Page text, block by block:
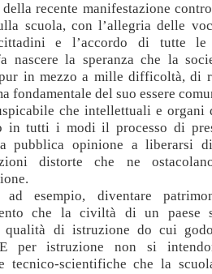
recente manifestazione
scuola, con l’allegria delle
e l’accordo di tutte le
nascere la speranza che la
in mezzo a mille difficoltà, di
fondamentale del suo essere
che intellettuali e organi
in tutti i modi il processo di
pubblica opinione a liberarsi
distorte che ne
ad esempio, diventare
che la civiltà di un paese
qualità di istruzione do cui
per istruzione non si
tecnico-scientifiche che la